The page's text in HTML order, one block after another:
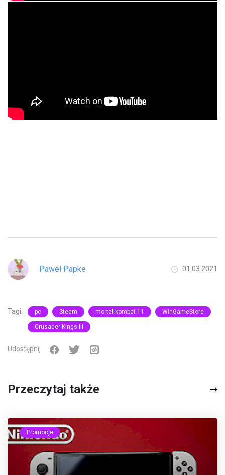
Paweł Papke 01.03.2021
Tagi: pc Steam mortal kombat 11 WinGameStore
Crusader Kings III
Udostępnij
Przeczytaj także
Promocje